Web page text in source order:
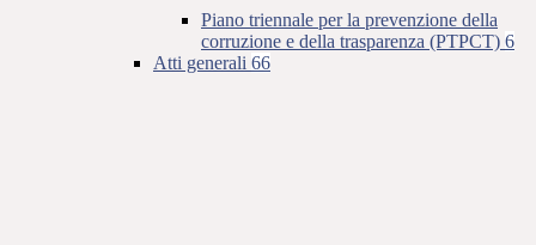
Piano triennale per la prevenzione della
corruzione e della trasparenza (PTPCT) 6
Atti generali 66